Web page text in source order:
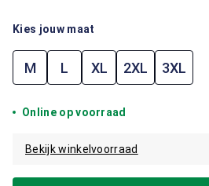
Kies jouw maat
M L XL 2XL 3XL
Online op voorraad
Bekijk winkelvoorraad